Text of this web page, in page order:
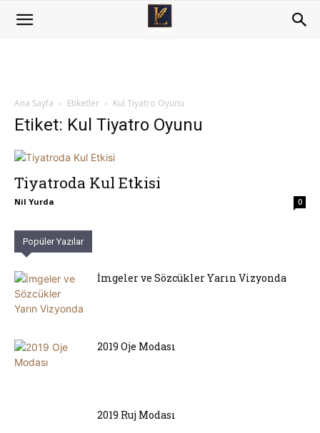
Ana Sayfa Etiketler Kul Tiyatro Oyunu
Etiket: Kul Tiyatro Oyunu
Tiyatroda Kul Etkisi
Nil Yurda 0
Popüler Yazılar
İmgeler ve Sözcükler Yarın Vizyonda
2019 Oje Modası
2019 Ruj Modası